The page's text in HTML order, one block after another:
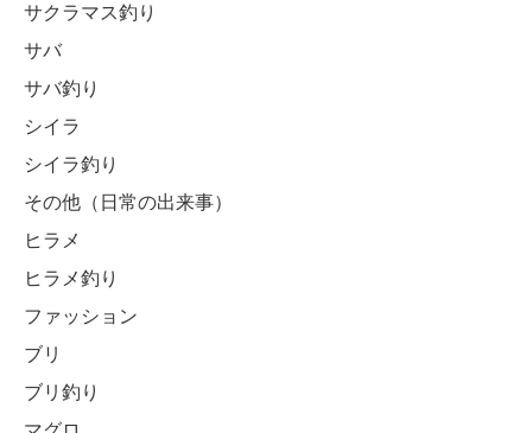
サクラマス釣り
サバ
サバ釣り
シイラ
シイラ釣り
その他（日常の出来事）
ヒラメ
ヒラメ釣り
ファッション
ブリ
ブリ釣り